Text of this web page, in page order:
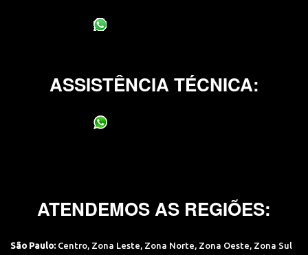
ASSISTÊNCIA TÉCNICA:
ATENDEMOS AS REGIÕES:
São Paulo: Centro, Zona Leste, Zona Norte, Zona Oeste, Zona Sul